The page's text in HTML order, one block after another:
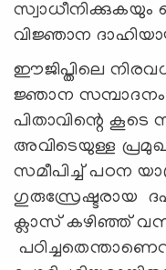
വിജ്ഞാന
ഈജിപ്തിലെ
ജ്ഞാന
പിതാവിന്റെ കൂടെ
അവിടെയുള്ള
സമീപിച്ച് പഠന
ഗുരുസ്രേഷ്ടരായ
ക്ലാസ് കഴിഞ്ഞ്